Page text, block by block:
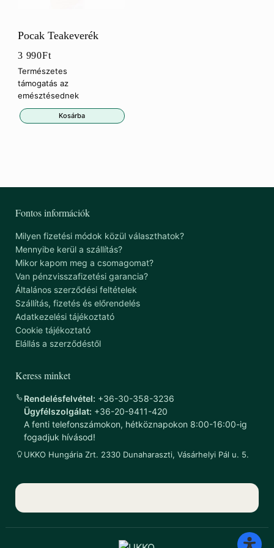
Pocak Teakeverék
3 990Ft
Természetes
támogatás az
emésztésednek
Kosárba
Fontos információk
Milyen fizetési módok közül választhatok?
Mennyibe kerül a szállítás?
Mikor kapom meg a csomagomat?
Van pénzvisszafizetési garancia?
Általános szerződési feltételek
Szállítás, fizetés és előrendelés
Adatkezelési tájékoztató
Cookie tájékoztató
Elállás a szerződéstől
Keress minket
Rendelésfelvétel: +36-30-358-3236
Ügyfélszolgálat: +36-20-9411-420
A fenti telefonszámokon, hétköznapokon 8:00-16:00-ig
fogadjuk hívásod!
UKKO Hungária Zrt. 2330 Dunaharaszti, Vásárhelyi Pál u. 5.